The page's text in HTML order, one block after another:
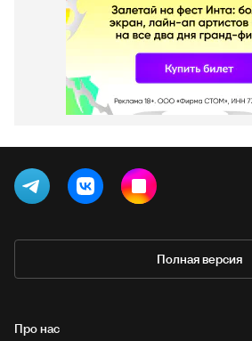
Полная версия
Про нас